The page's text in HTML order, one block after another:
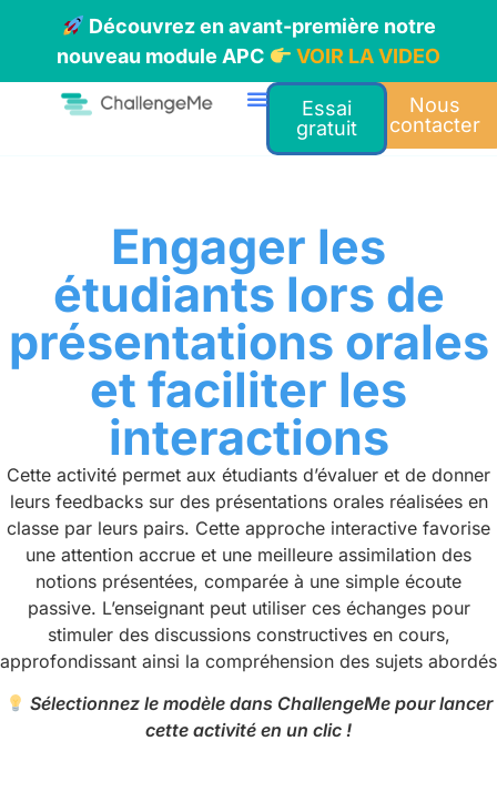
Découvrez en avant-première notre
nouveau module APC
VOIR LA VIDEO
Nous
contacter
Essai
gratuit
Engager les
étudiants lors de
présentations orales
et faciliter les
interactions
Cette activité permet aux étudiants d’évaluer et de donner
leurs feedbacks sur des présentations orales réalisées en
classe par leurs pairs. Cette approche interactive favorise
une attention accrue et une meilleure assimilation des
notions présentées, comparée à une simple écoute
passive. L’enseignant peut utiliser ces échanges pour
stimuler des discussions constructives en cours,
approfondissant ainsi la compréhension des sujets abordés
Sélectionnez le modèle dans ChallengeMe pour lancer
cette activité en un clic !